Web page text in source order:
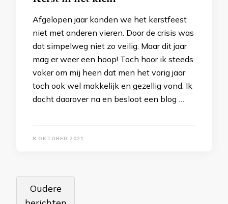
Afgelopen jaar konden we het kerstfeest
niet met anderen vieren. Door de crisis was
dat simpelweg niet zo veilig. Maar dit jaar
mag er weer een hoop! Toch hoor ik steeds
vaker om mij heen dat men het vorig jaar
toch ook wel makkelijk en gezellig vond. Ik
dacht daarover na en besloot een blog …
8 OKTOBER 2021
Berichtennavigatie
Oudere